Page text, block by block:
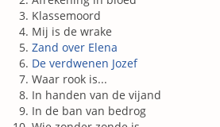
Klassemoord
Mij is de wrake
Zand over Elena
De verdwenen Jozef
Waar rook is...
In handen van de vijand
In de ban van bedrog